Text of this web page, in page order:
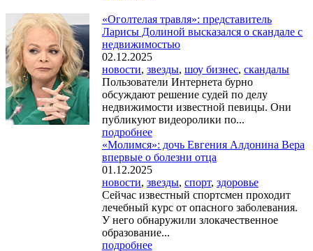
«Оголтелая травля»: представитель
Ларисы Долиной высказался о скандале с
недвижимостью
02.12.2025
новости, звезды, шоу бизнес, скандалы
Пользователи Интернета бурно
обсуждают решение судей по делу
недвижимости известной певицы. Они
публикуют видеоролики по...
подробнее
«Молимся»: дочь Евгения Алдонина Вера
впервые о болезни отца
01.12.2025
новости, звезды, спорт, здоровье
Сейчас известный спортсмен проходит
лечебный курс от опасного заболевания.
У него обнаружили злокачественное
образование...
подробнее